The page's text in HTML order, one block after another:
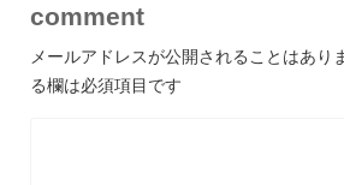
comment
メールアドレスが公開されることはあり
る欄は必須項目です